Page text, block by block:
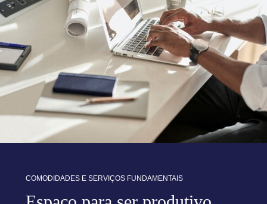
COMODIDADES E SERVIÇOS FUNDAMENTAIS